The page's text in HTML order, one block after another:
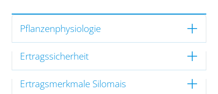
Pflanzenphysiologie
Ertragssicherheit
Ertragsmerkmale Silomais